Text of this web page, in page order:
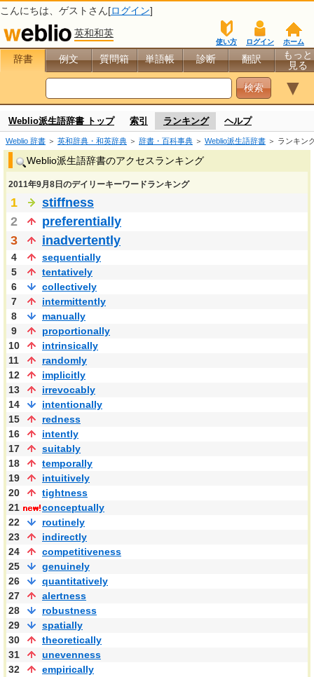
こんにちは、 ゲスト さん[ログイン]
英和和英
ホーム
ログイン
使い方
辞書 例文 質問箱 単語帳 診断 翻訳
もっと
見る
▼
Weblio派生語辞書 トップ 索引 ランキング ヘルプ
Weblio 辞書 ＞ 英和辞典・和英辞典 ＞ 辞書・百科事典 ＞ Weblio派生語辞書 ＞ ランキン
Weblio派生語辞書のアクセスランキング
2011年9月8日のデイリーキーワードランキング
1
stiffness
2
preferentially
3
inadvertently
4
sequentially
5
tentatively
6
collectively
7
intermittently
8
manually
9
proportionally
10
intrinsically
11
randomly
12
implicitly
13
irrevocably
14
intentionally
15
redness
16
intently
17
suitably
18
temporally
19
intuitively
20
tightness
21
conceptually
22
routinely
23
indirectly
24
competitiveness
25
genuinely
26
quantitatively
27
alertness
28
robustness
29
spatially
30
theoretically
31
unevenness
32
empirically